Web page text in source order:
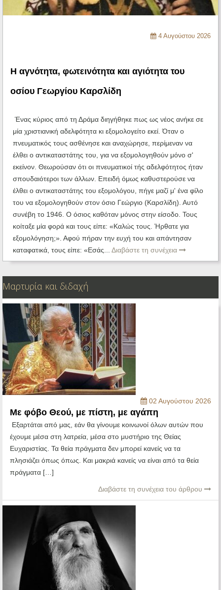
Ηχητικά
4 Αυγούστου 2026
Η αγνότητα, φωτεινότητα και αγιότητα του
οσίου Γεωργίου Καρσλίδη
Ένας κύριος από τη Δράμα διηγήθηκε πως ως νέος ανήκε σε
μία χριστιανική αδελφότητα κι εξομολογείτο εκεί. Όταν ο
πνευματικός τους ασθένησε και αναχώρησε, περίμεναν να
έλθει ο αντικαταστάτης του, για να εξομολογηθούν μόνο σ'
εκείνον. Θεωρούσαν ότι οι πνευματικοί τής αδελφότητος ήταν
σπουδαιότεροι των άλλων. Επειδή όμως καθυστερούσε να
έλθει ο αντικαταστάτης του εξομολόγου, πήγε μαζί μ' ένα φίλο
του να εξομολογηθούν στον όσιο Γεώργιο (Καρσλίδη). Αυτό
συνέβη το 1946. Ο όσιος καθόταν μόνος στην είσοδο. Τους
κοίταξε μία φορά και τους είπε: «Καλώς τους. Ήρθατε για
εξομολόγηση;». Αφού πήραν την ευχή του και απάντησαν
καταφατικά, τους είπε: «Εσάς... Διαβάστε τη συνέχεια
Μαρτυρία και διδαχή
02 Αυγούστου 2026
Με φόβο Θεού, με πίστη, με αγάπη
Εξαρτάται από μας, εάν θα γίνουμε κοινωνοί όλων αυτών που
έχουμε μέσα στη λατρεία, μέσα στο μυστήριο της Θείας
Ευχαριστίας. Τα θεία πράγματα δεν μπορεί κανείς να τα
πλησιάζει όπως όπως. Και μακριά κανείς να είναι από τα θεία
πράγματα […]
Διαβάστε τη συνέχεια του άρθρου